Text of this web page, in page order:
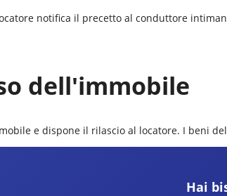
notifica il precetto al conduttore
dell'immobile
e dispone il rilascio al locatore. I beni
Hai